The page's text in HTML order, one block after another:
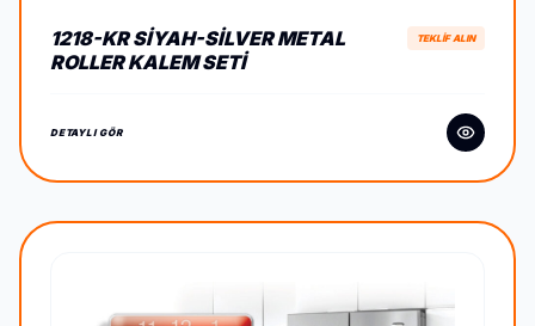
1218-KR SIYAH-SILVER METAL
ROLLER KALEM SETI
TEKLİF ALIN
DETAYLI GÖR